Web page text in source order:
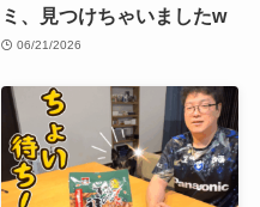
ミ、見つけちゃいましたw
06/21/2026